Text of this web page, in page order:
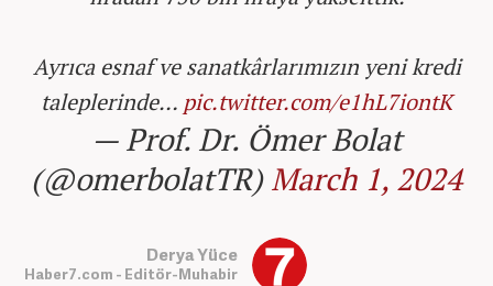
Ayrıca esnaf ve sanatkârlarımızın yeni kredi
taleplerinde… pic.twitter.com/e1hL7iontK
— Prof. Dr. Ömer Bolat
(@omerbolatTR)March 1, 2024
Derya Yüce
Haber7.com - Editör-Muhabir